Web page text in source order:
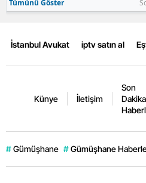
Tümünü Göster
İstanbul Avukat iptv satın al
Künye İletişim
Son
Dakika
# Gümüşhane # Gümüşhane